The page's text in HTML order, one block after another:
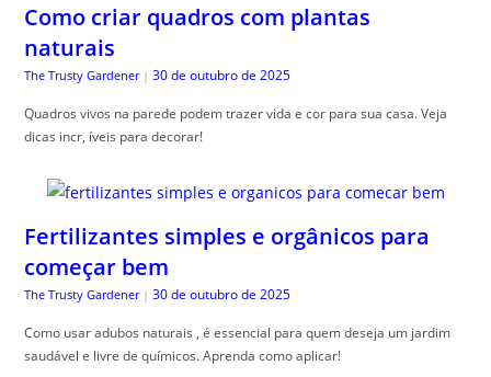
Como criar quadros com plantas
naturais
The Trusty Gardener | 30 de outubro de 2025
Quadros vivos na parede podem trazer vida e cor para sua casa. Veja
dicas incr, íveis para decorar!
Fertilizantes simples e orgânicos para
começar bem
The Trusty Gardener | 30 de outubro de 2025
Como usar adubos naturais , é essencial para quem deseja um jardim
saudável e livre de químicos. Aprenda como aplicar!